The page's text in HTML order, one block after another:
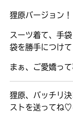
狸原バージョン！
スーツ着て、手
袋を勝手につけて
まぁ、ご愛嬌って
狸原、バッチリ
ストを送ってね